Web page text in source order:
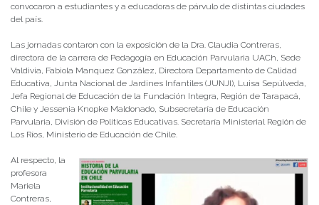
convocaron a estudiantes y a educadoras de párvulo de distintas ciudades
del país.
Las jornadas contaron con la exposición de la Dra. Claudia Contreras,
directora de la carrera de Pedagogía en Educación Parvularia UACh, Sede
Valdivia, Fabiola Manquez González, Directora Departamento de Calidad
Educativa, Junta Nacional de Jardines Infantiles (JUNJI), Luisa Sepúlveda,
Jefa Regional de Educación de la Fundación Integra, Región de Tarapacá,
Chile y Jessenia Knopke Maldonado, Subsecretaría de Educación
Parvularia, División de Políticas Educativas. Secretaría Ministerial Región de
Los Ríos, Ministerio de Educación de Chile.
Al respecto, la
profesora
Mariela
Contreras,